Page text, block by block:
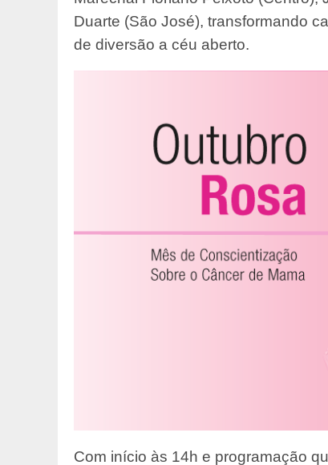
Duarte (São José), transformando
de diversão a céu aberto.
Com início às 14h e programação